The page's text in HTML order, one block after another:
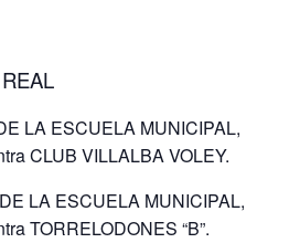
LA ESCUELA MUNICIPAL,
CLUB VILLALBA VOLEY.
LA ESCUELA MUNICIPAL,
TORRELODONES “B”.